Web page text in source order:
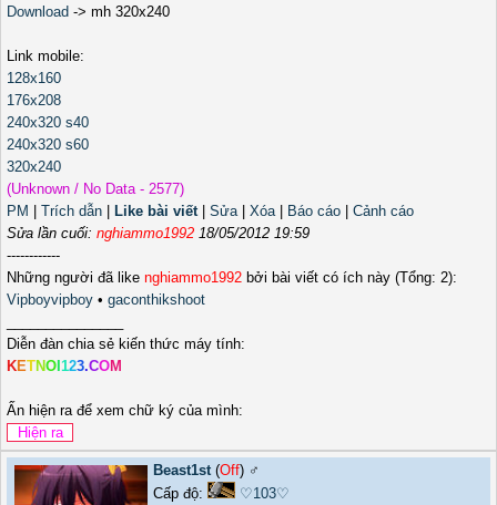
Download -> mh 320x240
Link mobile:
128x160
176x208
240x320 s40
240x320 s60
320x240
(Unknown / No Data - 2577)
PM
Trích dẫn Like bài viết| Sửa| Xóa| Báo cáo
Cảnh cáo
Sửa lần cuối: nghiammo1992 18/05/2012 19:59
------------
Những người đã like nghiammo1992 bởi bài viết có ích này (Tổng: 2):
Vipboyvipboy • gaconthikshoot
Diễn đàn chia sẻ kiến thức máy tính:
KETNO 123.COM
Ấn hiện ra để xem chữ ký của mình:
Beast1st(Off) ♂️
Cấp độ:
♡103♡